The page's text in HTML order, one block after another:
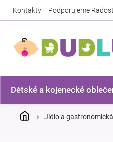
Kontakty Podporujeme
Dětské a kojenecké
DomůJídlo a